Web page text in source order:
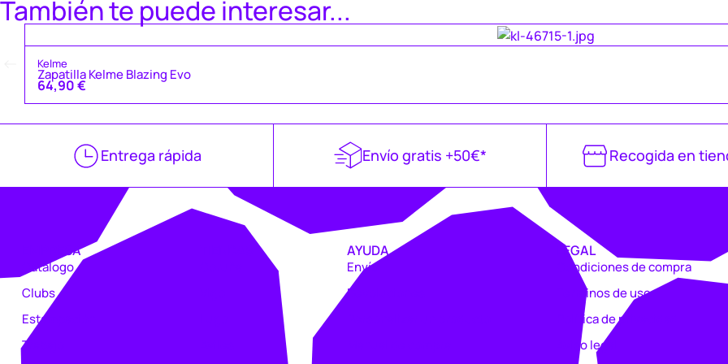
También te puede interesar...
Kelme
Zapatilla Kelme Blazing Evo
64,90€
Entrega rápida Envío gratis +50€* Recogida en
EMPRESA
Catálogo
Clubs
Estampación
Trabajo
AYUDA
Envío
Devoluciones
LEGAL
Condiciones de compra
Términos de uso
Política de privacidad
Aviso legal